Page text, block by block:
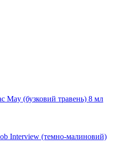
May (бузковий травень) 8 мл